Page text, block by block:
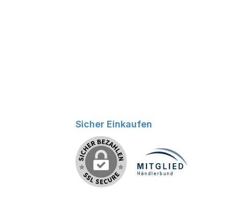
Sicher Einkaufen